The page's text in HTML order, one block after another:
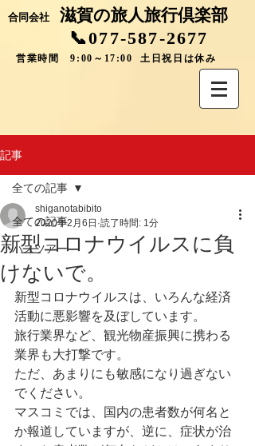
合同会社 滋賀の旅人旅行倶楽部
📞077-587-2677
営業時間 9:00～17:00 土日祝日は休み
記事
全ての記事
バスツアー
全ての記事
新型コロナウイルスに負
けないで。
shiganotabibito
2020年2月6日 読了時間: 1分
新型コロナウイルスは、いろんな経済
活動に悪影響を及ぼしています。
旅行業界など、観光物産振興に携わる
業界も大打撃です。
ただ、あまりにも敏感になり過ぎない
でください。
マスコミでは、国内の患者数が何名と
か報道していますが、逆に、症状が治